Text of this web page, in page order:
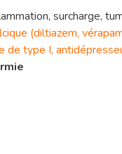
surcharge,
(diltiazem,
de type I,